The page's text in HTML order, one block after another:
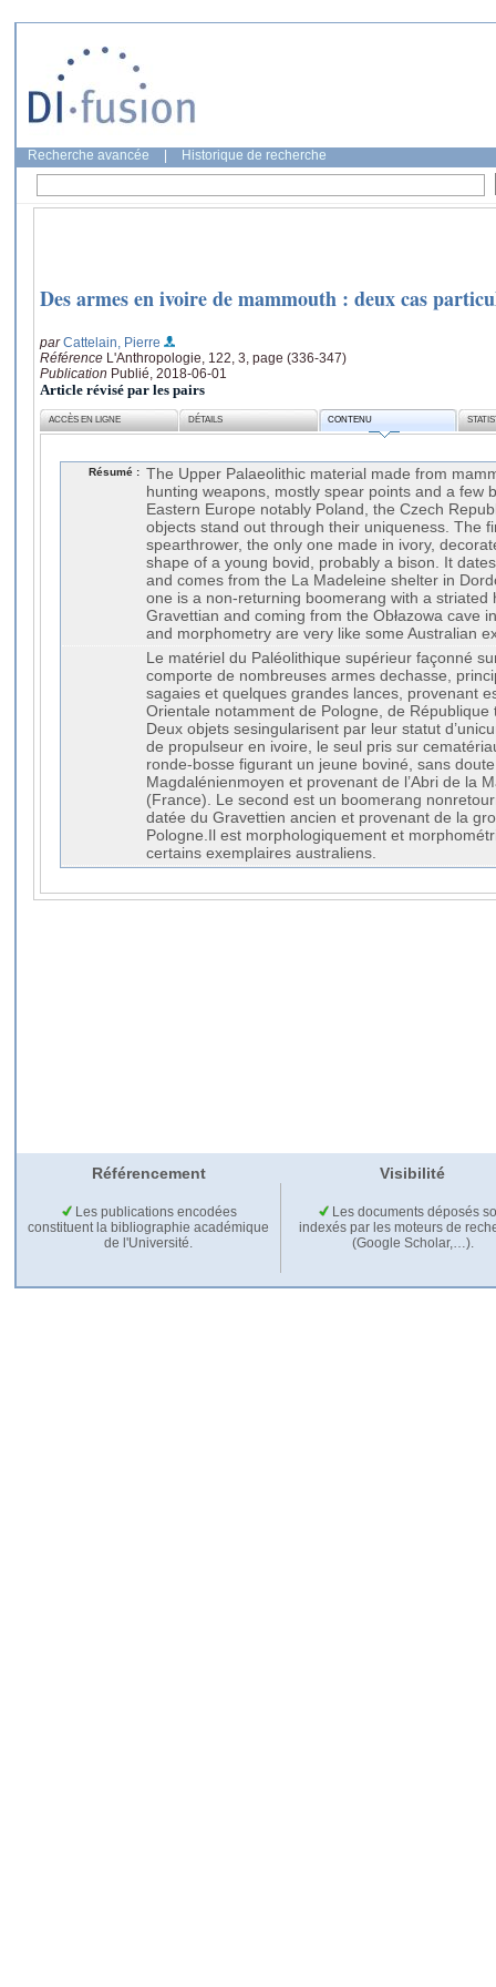
Recherche avancée Historique de recherche
Des armes en ivoire de mammouth : deux cas
parCattelain, Pierre
Référence L'Anthropologie, 122, 3, page (336-347)
Publication Publié, 2018-06-01
Article révisé par les pairs
ACCÈS EN LIGNE DÉTAILS CONTENU
Résumé : The Upper Palaeolithic material made from
hunting weapons, mostly spear points and a few
Eastern Europe notably Poland, the Czech
objects stand out through their uniqueness. The
spearthrower, the only one made in ivory,
shape of a young bovid, probably a bison. It
and comes from the La Madeleine shelter in
one is a non-returning boomerang with a striated
Gravettian and coming from the Obłazowa cave
and morphometry are very like some Australian
Le matériel du Paléolithique supérieur façonné
comporte de nombreuses armes dechasse,
sagaies et quelques grandes lances, provenant
Orientale notamment de Pologne, de République
Deux objets sesingularisent par leur statut
de propulseur en ivoire, le seul pris sur
ronde-bosse figurant un jeune boviné, sans
Magdalénienmoyen et provenant de l’Abri de la
(France). Le second est un boomerang
datée du Gravettien ancien et provenant de la
Pologne.Il est morphologiquement et
certains exemplaires australiens.
Référencement Visibilité
Les publications encodées
constituent la bibliographie académique
de l'Université.
Les documents déposés
indexés par les moteurs de
(Google Scholar,…).